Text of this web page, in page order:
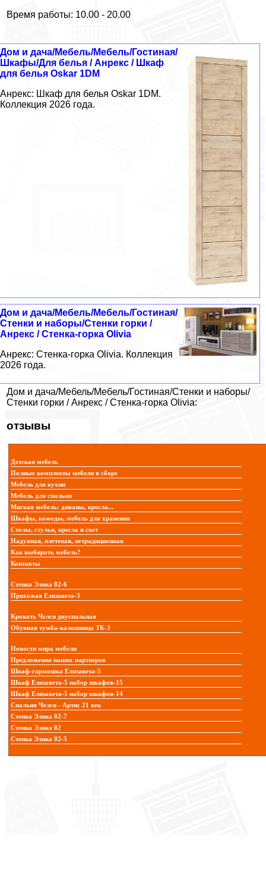
Время работы: 10.00 - 20.00
Дом и дача/Мебель/Мебель/Гостиная/
Шкафы/Для белья / Анрекс / Шкаф
для белья Oskar 1DM
Анрекс: Шкаф для белья Oskar 1DM.
Коллекция 2026 года.
Дом и дача/Мебель/Мебель/Гостиная/
Стенки и наборы/Стенки горки /
Анрекс / Стенка-горка Olivia
Анрекс: Стенка-горка Olivia. Коллекция
2026 года.
Дом и дача/Мебель/Мебель/Гостиная/Стенки и наборы/
Стенки горки / Анрекс / Стенка-горка Olivia:
отзывы
Детская мебель
Полные комплекты мебели в сборе
Мебель для кухни
Мебель для спальни
Мягкая мебель: диваны, кресла...
Шкафы, комоды, мебель для хранения
Столы, стулья, кресла и свет
Надувная, плетеная, нетрадиционная
Как выбирать мебель?
Контакты
Стенка Элика 02-6
Прихожая Елизавета-3
Кровать Челси двуспальная
Обувная тумба-калошница ТК-3
Новости мира мебели
Предложения наших партнеров
Шкаф-гармошка Елизавета-5
Шкаф Елизавета-5 набор шкафов-15
Шкаф Елизавета-5 набор шкафов-14
Спальня Челси - Артис 21 век
Стенка Элика 02-7
Стенка Элика 02
Стенка Элика 02-5